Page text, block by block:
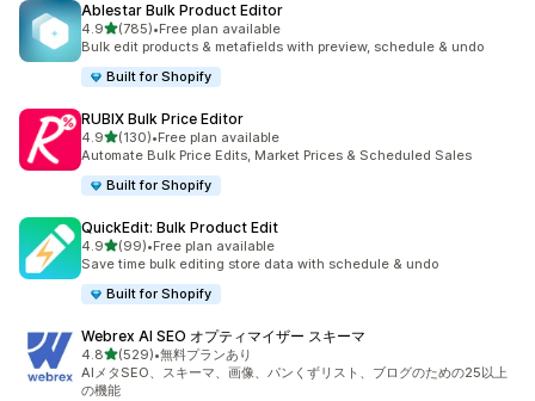
Ablestar Bulk Product Editor
4.95つ星中
(785)
合計レビュー数：785件
•Free plan available
Bulk edit products & metafields with preview, schedule & undo
Built for Shopify
RUBIX Bulk Price Editor
4.95つ星中
(130)
合計レビュー数：130件
•Free plan available
Automate Bulk Price Edits, Market Prices & Scheduled Sales
Built for Shopify
QuickEdit: Bulk Product Edit
4.95つ星中
(99)
合計レビュー数：99件
•Free plan available
Save time bulk editing store data with schedule & undo
Built for Shopify
Webrex AI SEO オプティマイザー スキーマ
4.85つ星中
(529)
合計レビュー数：529件
•無料プランあり
AIメタSEO、スキーマ、画像、パンくずリスト、ブログのための25以上
の機能